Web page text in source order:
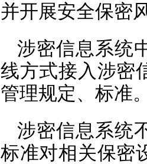
并开展安全保密
涉密信息系统
线方式接入涉密
管理规定、标准
涉密信息系统
标准对相关保密